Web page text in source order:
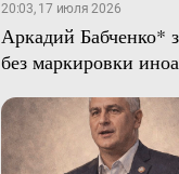
20:03, 17 июля 2026
Аркадий Бабченко*
без маркировки